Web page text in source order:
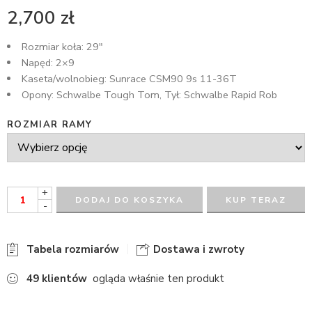
2,700 zł
Rozmiar koła: 29″
Napęd: 2×9
Kaseta/wolnobieg: Sunrace CSM90 9s 11-36T
Opony: Schwalbe Tough Tom, Tył: Schwalbe Rapid Rob
ROZMIAR RAMY
+
-
DODAJ DO KOSZYKA KUP TERAZ
Tabela rozmiarów Dostawa i zwroty
49 klientów ogląda właśnie ten produkt